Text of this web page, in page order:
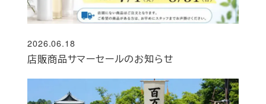
店販商品サマーセールのお知らせ
投稿日
2026.06.18